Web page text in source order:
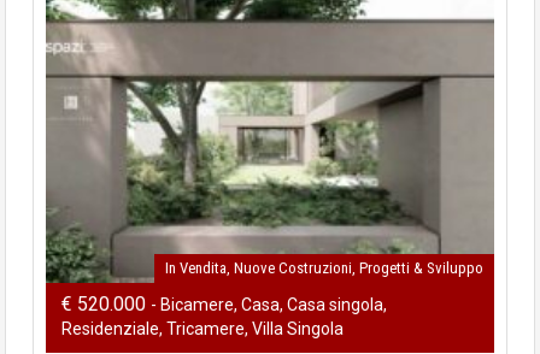
In Vendita, Nuove Costruzioni, Progetti & Sviluppo
€ 520.000 - Bicamere, Casa, Casa singola,
Residenziale, Tricamere, Villa Singola